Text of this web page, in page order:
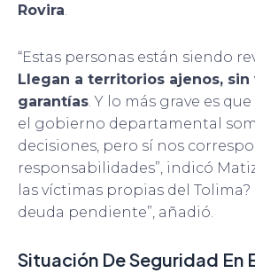
Rovira
“Estas personas están siendo
Llegan a territorios ajenos, sin
garantías . Y lo más grave es
el gobierno departamental
decisiones, pero sí nos
responsabilidades”, indicó
las víctimas propias del Tolima?
deuda pendiente”, añadió.
Situación De Seguridad En